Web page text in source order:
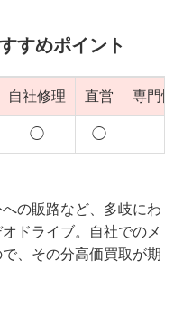
すめポイント
自社修理 直営 専門性
◯ ◯
の販路など、多岐にわ
ドライブ。自社でのメ
、その分高価買取が期